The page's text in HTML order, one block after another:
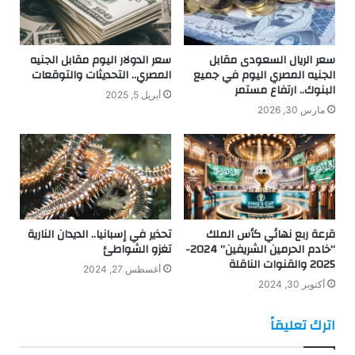
سعر الريال السعودى مقابل
الجنيه المصري اليوم في جميع
البنوك.. ارتفاع مستمر
مارس 30, 2026
سعر الدولار اليوم مقابل الجنيه
المصري.. التحديثات والتوقعات
أبريل 5, 2025
قرعة ربع نهائي كأس الملك
“خادم الحرمين الشريفين” 2024-
2025 والقنوات الناقلة
أكتوبر 30, 2024
تحذير في إسبانيا.. الديدان النارية
تغزو الشواطئ
أغسطس 27, 2024
اترك تعليقاً